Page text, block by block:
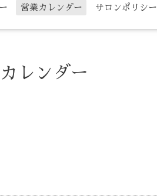
営業カレンダー サロンポリシー
レンダー